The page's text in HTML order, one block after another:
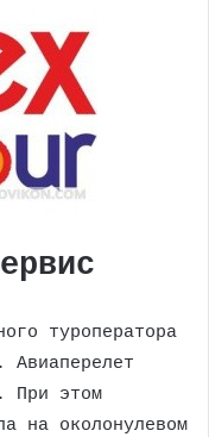
туроператора
Авиаперелет
При этом
на околонулевом